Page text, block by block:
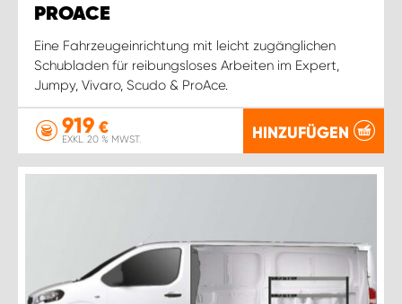
PROACE
Eine Fahrzeugeinrichtung mit leicht zugänglichen
Schubladen für reibungsloses Arbeiten im Expert,
Jumpy, Vivaro, Scudo & ProAce.
919 €
EXKL. 20 % MWST. HINZUFÜGEN